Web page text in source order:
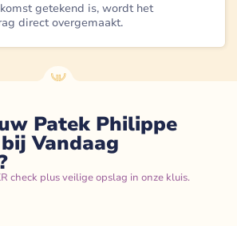
getekend is, wordt het
direct overgemaakt.
Patek Philippe
Vandaag
check plus veilige opslag in onze kluis.